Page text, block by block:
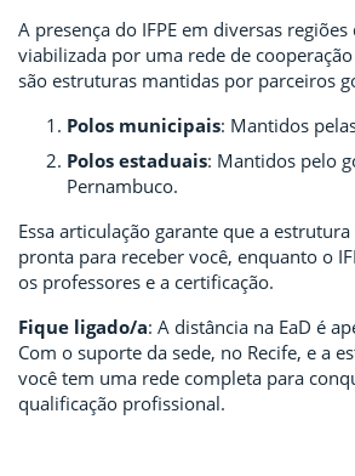
A presença do IFPE em diversas
viabilizada por uma rede de
são estruturas mantidas por parceiros
Polos municipais: Mantidos
Polos estaduais: Mantidos pelo
Pernambuco.
Essa articulação garante que a
pronta para receber você, enquanto o
os professores e a certificação.
Fique ligado/a: A distância na EaD é
Com o suporte da sede, no Recife, e a
você tem uma rede completa para
qualificação profissional.